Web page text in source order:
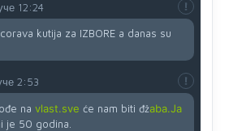
12:24
kutija za IZBORE a danas su
2:53
na vlast.sve će nam biti đžaba.Ja
je 50 godina.